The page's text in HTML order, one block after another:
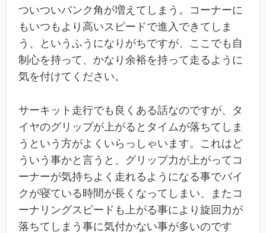
ついついバンク角が増えてしまう。コーナーに
もいつもより高いスピードで進入できてしま
う、というふうになりがちですが、ここでも自
制心を持って、かなり余裕を持って走るように
気を付けてください。
サーキット走行でも良くある話なのですが、タ
イヤのグリップが上がるとタイムが落ちてしま
うという方がよくいらっしゃいます。これはど
ういう事かと言うと、グリップ力が上がってコ
ーナーが気持ちよく走れるようになる事でバイ
クが寝ている時間が長くなってしまい、またコ
ーナリングスピードも上がる事により旋回力が
落ちてしまう事に気付かない事が多いのです